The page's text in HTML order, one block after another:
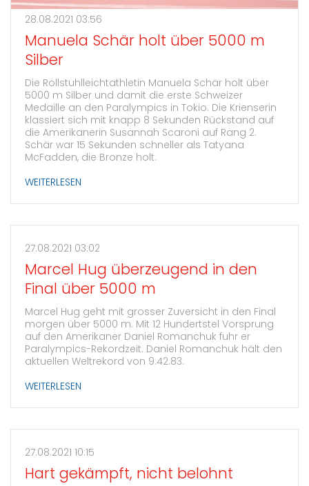
28.08.2021 03:56
Manuela Schär holt über 5000 m
Silber
Die Rollstuhlleichtathletin Manuela Schär holt über
5000 m Silber und damit die erste Schweizer
Medaille an den Paralympics in Tokio. Die Krienserin
klassiert sich mit knapp 8 Sekunden Rückstand auf
die Amerikanerin Susannah Scaroni auf Rang 2.
Schär war 15 Sekunden schneller als Tatyana
McFadden, die Bronze holt.
WEITERLESEN
27.08.2021 03:02
Marcel Hug überzeugend in den
Final über 5000 m
Marcel Hug geht mit grosser Zuversicht in den Final
morgen über 5000 m. Mit 12 Hundertstel Vorsprung
auf den Amerikaner Daniel Romanchuk fuhr er
Paralympics-Rekordzeit. Daniel Romanchuk hält den
aktuellen Weltrekord von 9:42.83.
WEITERLESEN
27.08.2021 10:15
Hart gekämpft, nicht belohnt